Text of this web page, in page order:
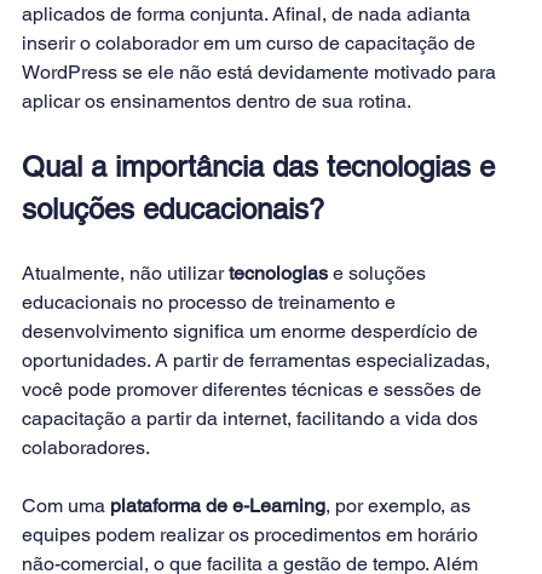
aplicados de forma conjunta. Afinal, de nada adianta
inserir o colaborador em um curso de capacitação de
WordPress se ele não está devidamente motivado para
aplicar os ensinamentos dentro de sua rotina.
Qual a importância das tecnologias e
soluções educacionais?
Atualmente, não utilizar tecnologias e soluções
educacionais no processo de treinamento e
desenvolvimento significa um enorme desperdício de
oportunidades. A partir de ferramentas especializadas,
você pode promover diferentes técnicas e sessões de
capacitação a partir da internet, facilitando a vida dos
colaboradores.
Com uma plataforma de e-Learning, por exemplo, as
equipes podem realizar os procedimentos em horário
não-comercial, o que facilita a gestão de tempo. Além